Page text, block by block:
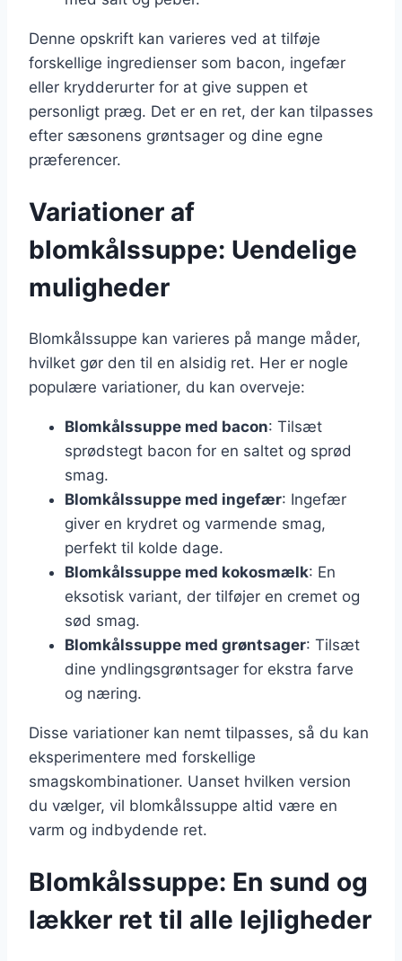
Denne opskrift kan varieres ved at tilføje
forskellige ingredienser som bacon, ingefær
eller krydderurter for at give suppen et
personligt præg. Det er en ret, der kan tilpasses
efter sæsonens grøntsager og dine egne
præferencer.
Variationer af
blomkålssuppe: Uendelige
muligheder
Blomkålssuppe kan varieres på mange måder,
hvilket gør den til en alsidig ret. Her er nogle
populære variationer, du kan overveje:
Blomkålssuppe med bacon: Tilsæt
sprødstegt bacon for en saltet og sprød
smag.
Blomkålssuppe med ingefær: Ingefær
giver en krydret og varmende smag,
perfekt til kolde dage.
Blomkålssuppe med kokosmælk: En
eksotisk variant, der tilføjer en cremet og
sød smag.
Blomkålssuppe med grøntsager: Tilsæt
dine yndlingsgrøntsager for ekstra farve
og næring.
Disse variationer kan nemt tilpasses, så du kan
eksperimentere med forskellige
smagskombinationer. Uanset hvilken version
du vælger, vil blomkålssuppe altid være en
varm og indbydende ret.
Blomkålssuppe: En sund og
lækker ret til alle lejligheder